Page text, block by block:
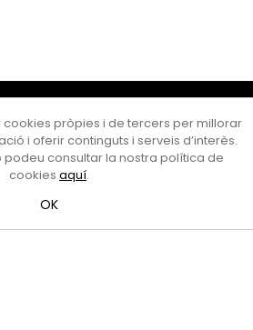
Mataró
de Mataró
9 (Mataró, 08302)
dimecres i divendres de 10 a 13 h.
al 93 758 23 61
ciutadana
cookies pròpies i de tercers per millorar
i oferir continguts i serveis d’interès.
podeu consultar la nostra política de
cookies aquí.
OK